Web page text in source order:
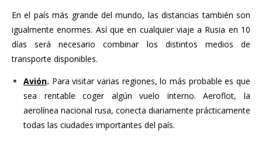
En el país más grande del mundo, las distancias también son
igualmente enormes. Así que en cualquier viaje a Rusia en 10
días será necesario combinar los distintos medios de
transporte disponibles.
Avión. Para visitar varias regiones, lo más probable es que
sea rentable coger algún vuelo interno. Aeroflot, la
aerolínea nacional rusa, conecta diariamente prácticamente
todas las ciudades importantes del país.